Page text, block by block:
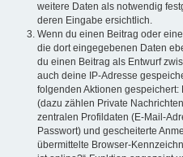
weitere Daten als notwendig
deren Eingabe ersichtlich.
Wenn du einen Beitrag oder
die dort eingegebenen Daten
du einen Beitrag als Entwurf
auch deine IP-Adresse
folgenden Aktionen
(dazu zählen Private
zentralen Profildaten (E-Mail-
Passwort) und gescheiterte
übermittelte Browser-